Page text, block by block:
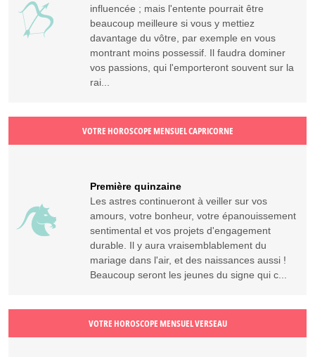
influencée ; mais l'entente pourrait être
beaucoup meilleure si vous y mettiez
davantage du vôtre, par exemple en vous
montrant moins possessif. Il faudra dominer
vos passions, qui l'emporteront souvent sur la
rai...
VOTRE HOROSCOPE MENSUEL CAPRICORNE
Première quinzaine
Les astres continueront à veiller sur vos
amours, votre bonheur, votre épanouissement
sentimental et vos projets d'engagement
durable. Il y aura vraisemblablement du
mariage dans l'air, et des naissances aussi !
Beaucoup seront les jeunes du signe qui c...
VOTRE HOROSCOPE MENSUEL VERSEAU